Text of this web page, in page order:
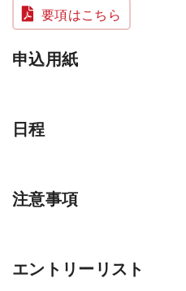
要項はこちら
申込用紙
日程
注意事項
エントリーリスト